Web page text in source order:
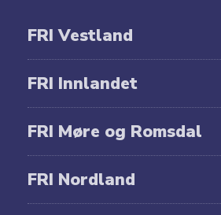
FRI Vestland
FRI Innlandet
FRI Møre og Romsdal
FRI Nordland